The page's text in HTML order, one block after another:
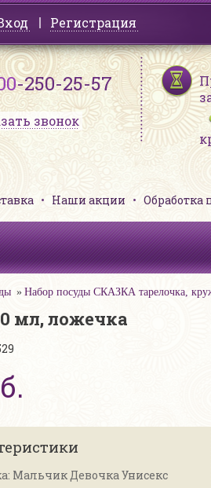
Регистрация
-250-25-57
звонок
Наши акции
Набор посуды СКАЗКА тарелочка,
мл, ложечка
Мальчик Девочка Унисекс